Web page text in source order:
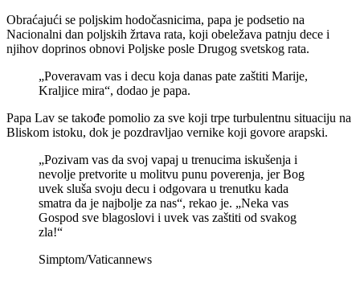
Obraćajući se poljskim hodočasnicima, papa je podsetio na
Nacionalni dan poljskih žrtava rata, koji obeležava patnju dece i
njihov doprinos obnovi Poljske posle Drugog svetskog rata.
„Poveravam vas i decu koja danas pate zaštiti Marije,
Kraljice mira“, dodao je papa.
Papa Lav se takođe pomolio za sve koji trpe turbulentnu situaciju na
Bliskom istoku, dok je pozdravljao vernike koji govore arapski.
„Pozivam vas da svoj vapaj u trenucima iskušenja i
nevolje pretvorite u molitvu punu poverenja, jer Bog
uvek sluša svoju decu i odgovara u trenutku kada
smatra da je najbolje za nas“, rekao je. „Neka vas
Gospod sve blagoslovi i uvek vas zaštiti od svakog
zla!“
Simptom/Vaticannews